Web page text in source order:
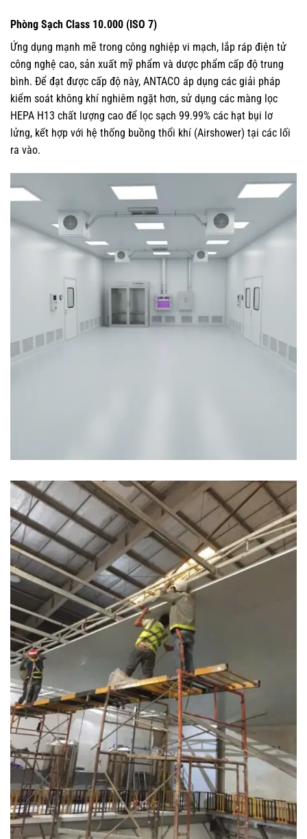
Phòng Sạch Class 10.000 (ISO 7)
Ứng dụng mạnh mẽ trong công nghiệp vi mạch, lắp ráp điện tử
công nghệ cao, sản xuất mỹ phẩm và dược phẩm cấp độ trung
bình. Để đạt được cấp độ này, ANTACO áp dụng các giải pháp
kiểm soát không khí nghiêm ngặt hơn, sử dụng các màng lọc
HEPA H13 chất lượng cao để lọc sạch 99.99% các hạt bụi lơ
lửng, kết hợp với hệ thống buồng thổi khí (Airshower) tại các lối
ra vào.